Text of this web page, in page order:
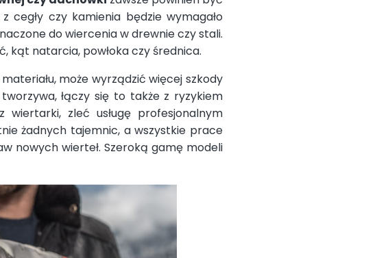
cegły czy kamienia będzie wymagało
do wiercenia w drewnie czy stali.
kąt natarcia, powłoka czy średnica.
może wyrządzić więcej szkody
łączy się to także z ryzykiem
wiertarki, zleć usługę profesjonalnym
żadnych tajemnic, a wszystkie prace
nowych wierteł. Szeroką gamę modeli